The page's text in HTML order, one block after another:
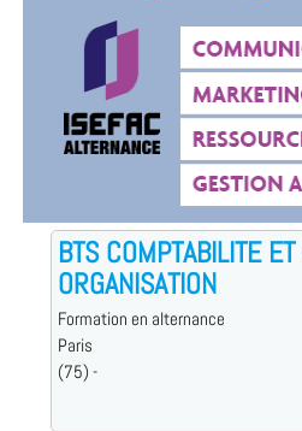
BTS COMPTABILITE
ORGANISATION
Formation en alternance
Paris
(75) -